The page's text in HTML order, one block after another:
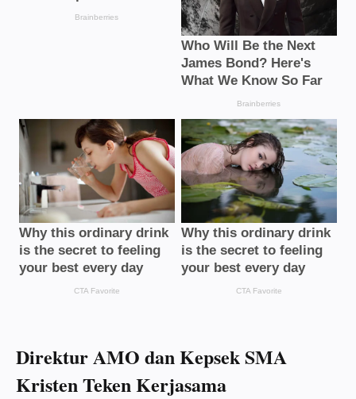
Direktur AMO dan Kepsek SMA
Kristen Teken Kerjasama